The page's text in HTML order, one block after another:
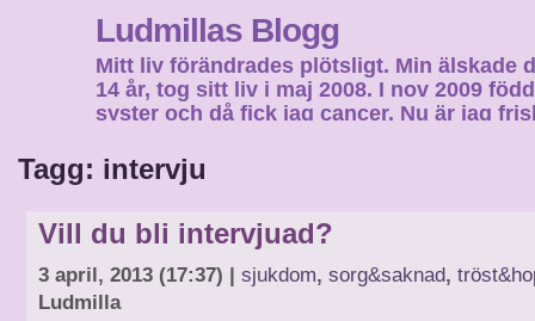
Ludmillas Blogg
Mitt liv förändrades plötsligt. Min älskade
14 år, tog sitt liv i maj 2008. I nov 2009
syster och då fick jag cancer. Nu är jag
Tagg: intervju
Vill du bli intervjuad?
3 april, 2013 (17:37) | sjukdom, sorg&saknad,
Ludmilla